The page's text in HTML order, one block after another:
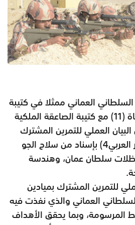
العماني ممثلا في كتيبة
جنوب عمان بلواء المشاة (11) مع كتيبة الصاعقة الملكية
البيان العملي للتمرين المشترك
العماني البحريني ( النمر العربي4) بإسناد من سلاح الجو
سلطان عمان، وهندسة
للتمرين المشترك بميادين
العماني والذي نفذت فيه
المرسومة، وبما يحقق الأهداف